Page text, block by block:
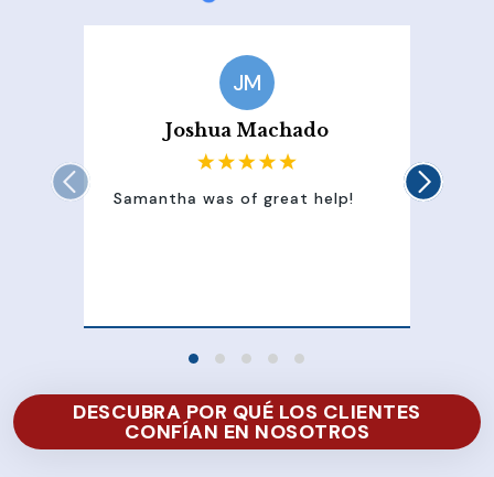
JM
Joshua Machado
Samantha was of great help!
DESCUBRA POR QUÉ LOS CLIENTES
CONFÍAN EN NOSOTROS